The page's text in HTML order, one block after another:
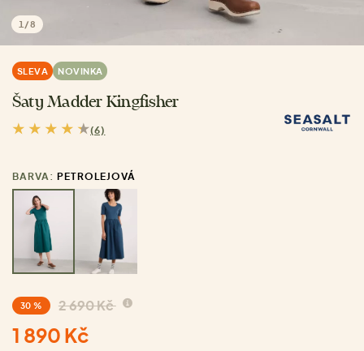
1 /8
SLEVA NOVINKA
Šaty Madder Kingfisher
(6)
BARVA: PETROLEJOVÁ
30 % 2 690 Kč
1 890 Kč